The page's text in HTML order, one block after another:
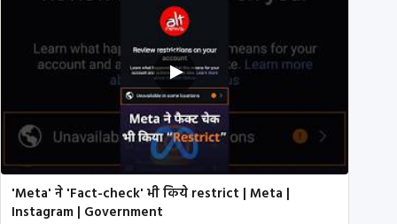
'Meta' ने 'Fact-check' भी किये restrict | Meta |
Instagram | Government